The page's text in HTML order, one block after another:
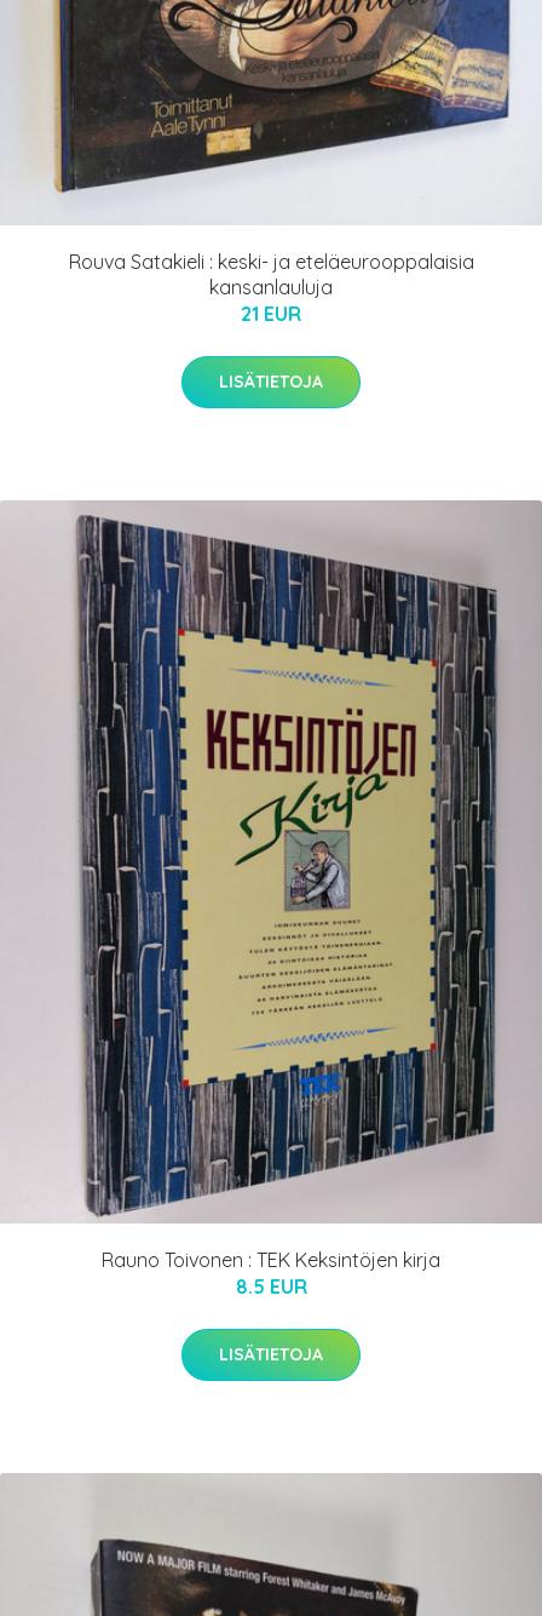
Rouva Satakieli : keski- ja eteläeurooppalaisia
kansanlauluja
21 EUR
LISÄTIETOJA
Rauno Toivonen : TEK Keksintöjen kirja
8.5 EUR
LISÄTIETOJA